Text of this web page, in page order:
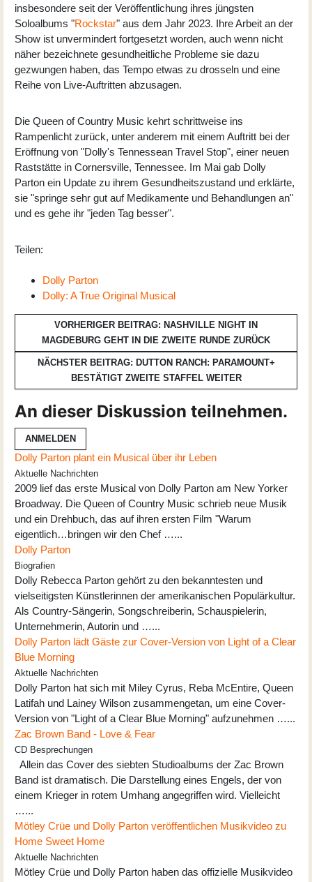
insbesondere seit der Veröffentlichung ihres jüngsten
Soloalbums "Rockstar" aus dem Jahr 2023. Ihre Arbeit an der
Show ist unvermindert fortgesetzt worden, auch wenn nicht
näher bezeichnete gesundheitliche Probleme sie dazu
gezwungen haben, das Tempo etwas zu drosseln und eine
Reihe von Live-Auftritten abzusagen.
Die Queen of Country Music kehrt schrittweise ins
Rampenlicht zurück, unter anderem mit einem Auftritt bei der
Eröffnung von "Dolly's Tennessean Travel Stop", einer neuen
Raststätte in Cornersville, Tennessee. Im Mai gab Dolly
Parton ein Update zu ihrem Gesundheitszustand und erklärte,
sie "springe sehr gut auf Medikamente und Behandlungen an"
und es gehe ihr "jeden Tag besser".
Teilen:
Dolly Parton
Dolly: A True Original Musical
VORHERIGER BEITRAG: NASHVILLE NIGHT IN
MAGDEBURG GEHT IN DIE ZWEITE RUNDE ZURÜCK
NÄCHSTER BEITRAG: DUTTON RANCH: PARAMOUNT+
BESTÄTIGT ZWEITE STAFFEL WEITER
An dieser Diskussion teilnehmen.
ANMELDEN
Dolly Parton plant ein Musical über ihr Leben
Aktuelle Nachrichten
2009 lief das erste Musical von Dolly Parton am New Yorker
Broadway. Die Queen of Country Music schrieb neue Musik
und ein Drehbuch, das auf ihren ersten Film "Warum
eigentlich…bringen wir den Chef …...
Dolly Parton
Biografien
Dolly Rebecca Parton gehört zu den bekanntesten und
vielseitigsten Künstlerinnen der amerikanischen Populärkultur.
Als Country-Sängerin, Songschreiberin, Schauspielerin,
Unternehmerin, Autorin und …...
Dolly Parton lädt Gäste zur Cover-Version von Light of a Clear
Blue Morning
Aktuelle Nachrichten
Dolly Parton hat sich mit Miley Cyrus, Reba McEntire, Queen
Latifah und Lainey Wilson zusammengetan, um eine Cover-
Version von "Light of a Clear Blue Morning" aufzunehmen …...
Zac Brown Band - Love & Fear
CD Besprechungen
Allein das Cover des siebten Studioalbums der Zac Brown
Band ist dramatisch. Die Darstellung eines Engels, der von
einem Krieger in rotem Umhang angegriffen wird. Vielleicht
…...
Mötley Crüe und Dolly Parton veröffentlichen Musikvideo zu
Home Sweet Home
Aktuelle Nachrichten
Mötley Crüe und Dolly Parton haben das offizielle Musikvideo